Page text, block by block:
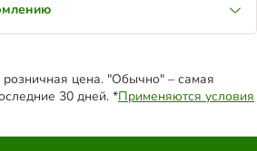
цена. "Обычно" – самая
30 дней. *Применяются условия